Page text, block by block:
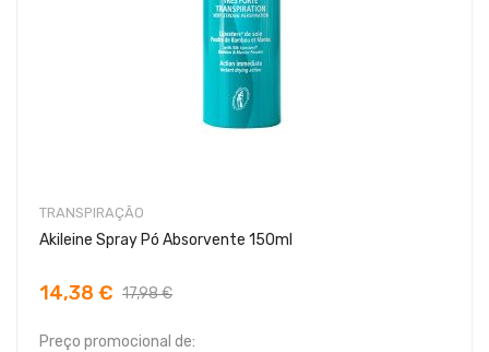
TRANSPIRAÇÃO
Akileine Spray Pó Absorvente 150ml
14,38 € 17,98 €
Preço promocional de: